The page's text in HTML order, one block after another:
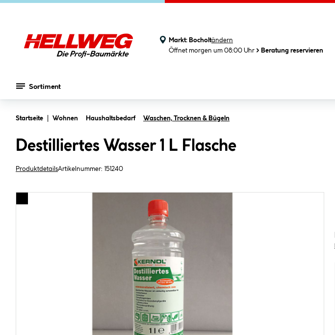
Markt: Bocholtändern
Öffnet morgen um 08:00 Uhr
Beratung reservieren
Sortiment
Startseite Wohnen Haushaltsbedarf Waschen, Trocknen & Bügeln
Destilliertes Wasser 1 L Flasche
ProduktdetailsArtikelnummer: 151240